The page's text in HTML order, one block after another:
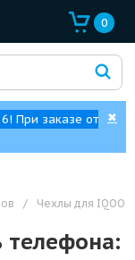
0
При заказе от
✖
/ Чехлы для IQOO